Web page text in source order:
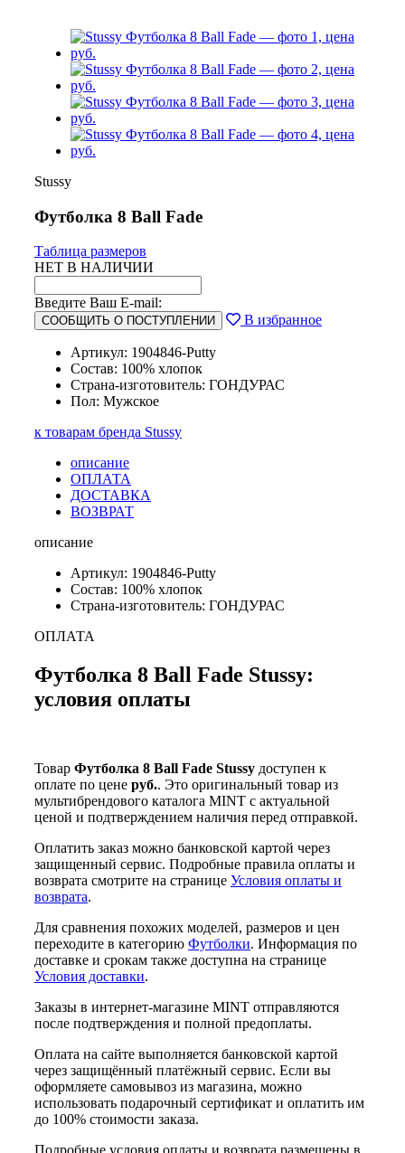
Stussy
Футболка 8 Ball Fade
Таблица размеров
НЕТ В НАЛИЧИИ
Введите Ваш E-mail:
СООБЩИТЬ О ПОСТУПЛЕНИИ В избранное
Артикул: 1904846-Putty
Состав: 100% хлопок
Страна-изготовитель: ГОНДУРАС
Пол: Мужское
к товарам бренда Stussy
описание
ОПЛАТА
ДОСТАВКА
ВОЗВРАТ
описание
Артикул: 1904846-Putty
Состав: 100% хлопок
Страна-изготовитель: ГОНДУРАС
ОПЛАТА
Футболка 8 Ball Fade Stussy:
условия оплаты
Товар Футболка 8 Ball Fade Stussy доступен к
оплате по цене руб.. Это оригинальный товар из
мультибрендового каталога MINT с актуальной
ценой и подтверждением наличия перед отправкой.
Оплатить заказ можно банковской картой через
защищенный сервис. Подробные правила оплаты и
возврата смотрите на странице Условия оплаты и
возврата.
Для сравнения похожих моделей, размеров и цен
переходите в категорию Футболки. Информация по
доставке и срокам также доступна на странице
Условия доставки.
Заказы в интернет-магазине MINT отправляются
после подтверждения и полной предоплаты.
Оплата на сайте выполняется банковской картой
через защищённый платёжный сервис. Если вы
оформляете самовывоз из магазина, можно
использовать подарочный сертификат и оплатить им
до 100% стоимости заказа.